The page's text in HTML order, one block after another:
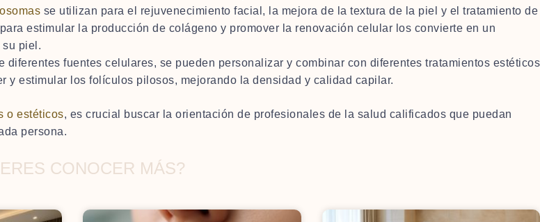
se utilizan para el rejuvenecimiento facial, la mejora de la textura de la piel y el tratamiento de
estimular la producción de colágeno y promover la renovación celular los convierte en un
su piel.
diferentes fuentes celulares, se pueden personalizar y combinar con diferentes tratamientos estéticos
estimular los folículos pilosos, mejorando la densidad y calidad capilar.
o estéticos, es crucial buscar la orientación de profesionales de la salud calificados que puedan
persona.
CONOCER MÁS?